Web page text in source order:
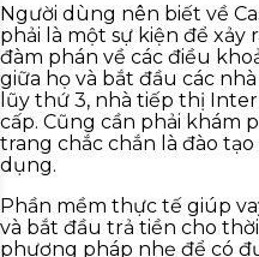
Người dùng nên biết về
phải là một sự kiện để xảy
đàm phán về các điều
giữa họ và bắt đầu các
lũy thứ 3, nhà tiếp thị
cấp. Cũng cần phải khám
trang chắc chắn là đào
dụng.
Phần mềm thực tế giúp
và bắt đầu trả tiền cho
phương pháp nhẹ để có